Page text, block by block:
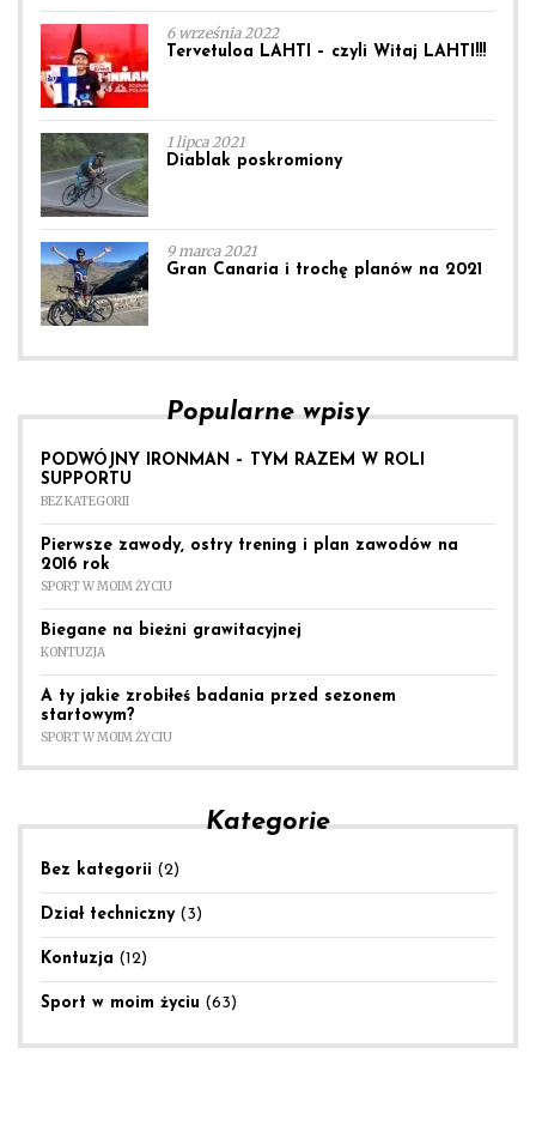
6 września 2022
Tervetuloa LAHTI – czyli Witaj LAHTI!!!
1 lipca 2021
Diablak poskromiony
9 marca 2021
Gran Canaria i trochę planów na 2021
Popularne wpisy
PODWÓJNY IRONMAN – TYM RAZEM W ROLI
SUPPORTU
BEZ KATEGORII
Pierwsze zawody, ostry trening i plan zawodów na
2016 rok
SPORT W MOIM ŻYCIU
Biegane na bieżni grawitacyjnej
KONTUZJA
A ty jakie zrobiłeś badania przed sezonem
startowym?
SPORT W MOIM ŻYCIU
Kategorie
Bez kategorii (2)
Dział techniczny(3)
Kontuzja (12)
Sport w moim życiu (63)